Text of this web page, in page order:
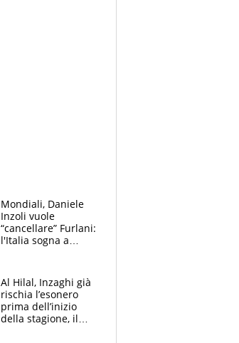
Mondiali, Daniele
Inzoli vuole
“cancellare” Furlani:
l'Italia sogna a
finale
Al Hilal, Inzaghi già
rischia l’esonero
prima dell’inizio
della stagione, il